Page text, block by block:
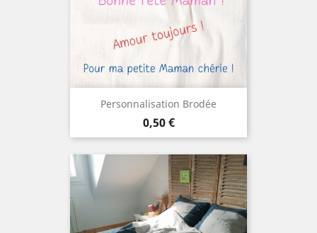
Personnalisation Brodée
Prix
0,50 €